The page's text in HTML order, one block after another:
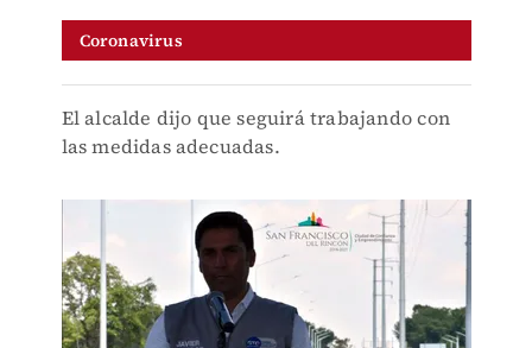
Coronavirus
El alcalde dijo que seguirá trabajando con
las medidas adecuadas.